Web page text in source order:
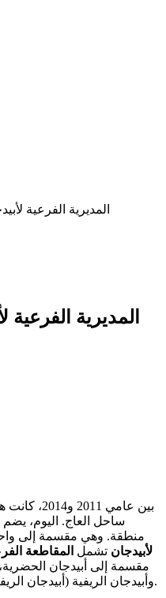
المديرية الفرعية
المديرية
بين عامي
ساحل العاج. اليوم، يضم
منطقة. وهي مقسمة إلى
لأبيدجان تشمل المقاطعة
مقسمة إلى أبيدجان الحضرية،
وأبيدجان الريفية (أبيدجان الريفية الشرقية، أبيدجان الريفية الغربية).